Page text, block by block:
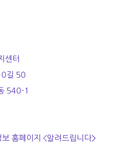
센터
길 50
540-1
홈페이지 <알려드립니다>